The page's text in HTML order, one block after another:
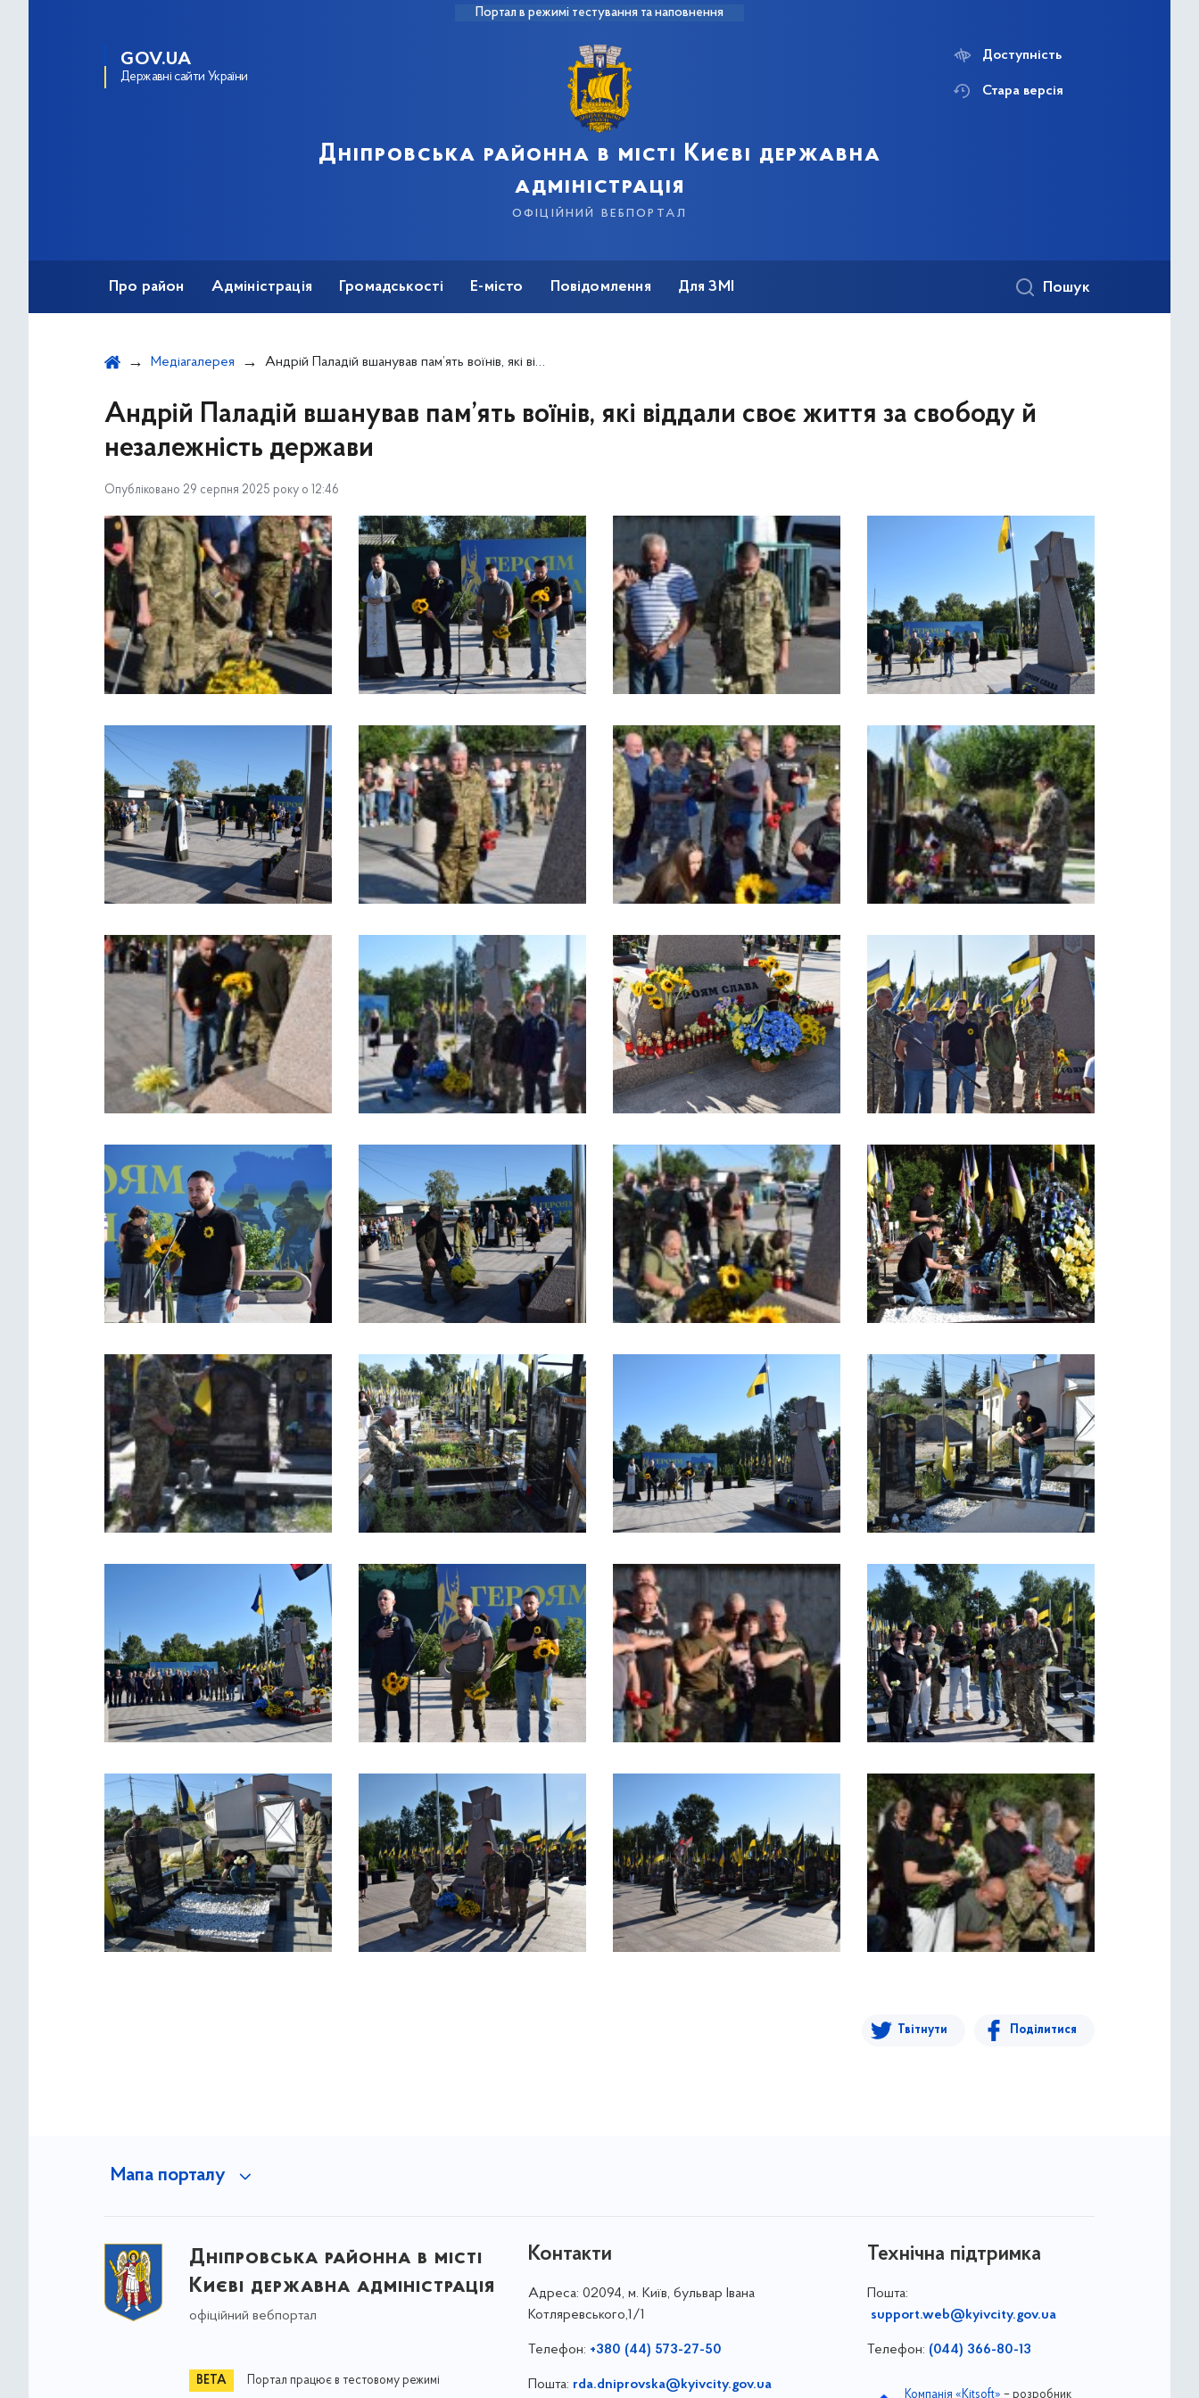
Портал в режимі тестування та наповнення
GOV.UA
Державні сайти України
Дніпровська районна в місті Києві державна
адміністрація
офіційний вебпортал
Доступність
Стара версія
Про район Адміністрація Громадськості Е-місто Повідомлення Для ЗМІ Пошук
Медіагалерея Андрій Паладій вшанував пам’ять воїнів, які віддали своє життя за свободу й незалежність держави
Андрій Паладій вшанував пам’ять воїнів, які віддали своє життя за свободу й
незалежність держави
Опубліковано 29 серпня 2025 року о 12:46
Твітнути Поділитися
Мапа порталу
Дніпровська районна в місті
Києві державна адміністрація
офіційний вебпортал
Портал працює в тестовому режимі
Контакти
Адреса: 02094, м. Київ, бульвар Івана
Котляревського,1/1
Телефон: +380 (44) 573-27-50
Пошта: rda.dniprovska@kyivcity.gov.ua
Технічна підтримка
Пошта:
support.web@kyivcity.gov.ua
Телефон: (044) 366-80-13
Компанія «Kitsoft» – розробник